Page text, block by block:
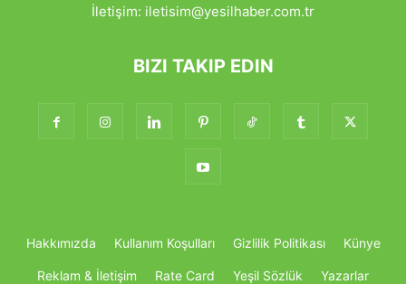
İletişim: iletisim@yesilhaber.com.tr
BIZI TAKIP EDIN
Hakkımızda Kullanım Koşulları Gizlilik Politikası Künye
Reklam & İletişim Rate Card Yeşil Sözlük Yazarlar